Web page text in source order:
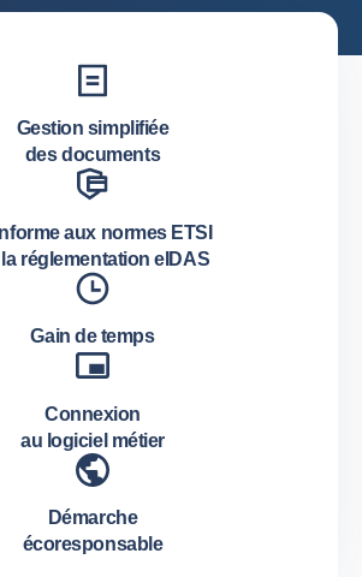
Gestion simplifiée
des documents
aux normes ETSI
réglementation eIDAS
Gain de temps
Connexion
au logiciel métier
Démarche
écoresponsable